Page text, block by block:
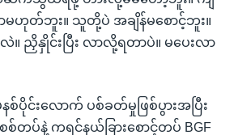
တ်ဘူး။ သူတို့ပဲ အချိန်မစောင့်ဘူး။
ညှိနှိုင်းပြီး လာလို့ရတာပဲ။ မပေးလာ
စ်ပိုင်းလောက် ပစ်ခတ်မှုဖြစ်ပွားအပြီး
စ်တပ်နဲ့ ကရင်နယ်ခြားစောင့်တပ် BGF